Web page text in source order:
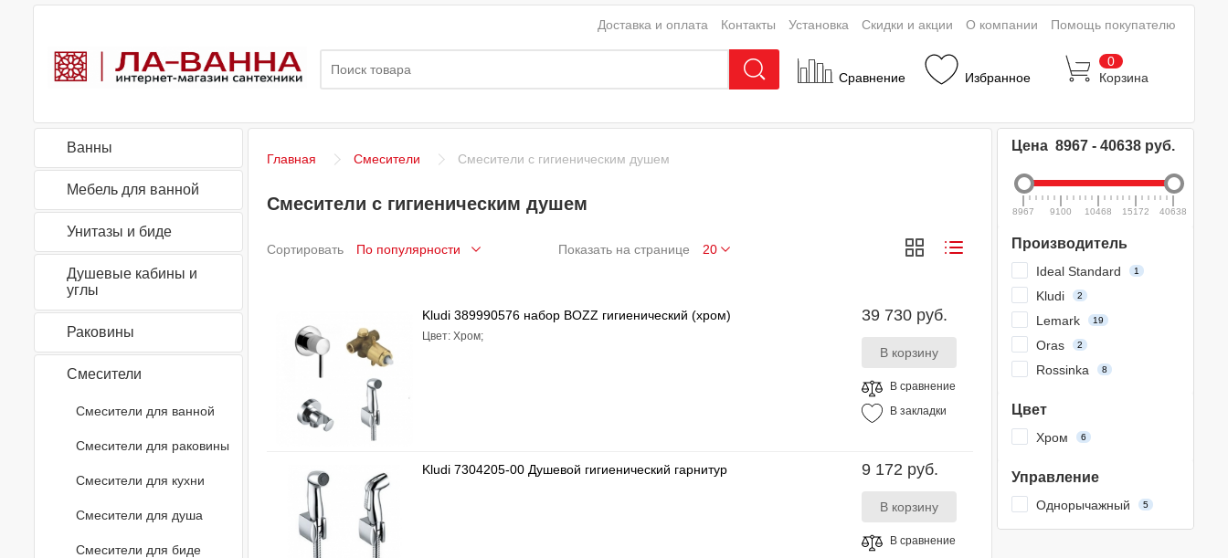
Сравнение Избранное
0
Корзина
Доставка и оплата Контакты Установка Скидки и акции О компании Помощь покупателю
Ванны
Мебель для ванной
Унитазы и биде
Душевые кабины и
углы
Раковины
Смесители
Смесители для ванной
Смесители для раковины
Смесители для кухни
Смесители для душа
Смесители для биде
Главная Смесители Смесители с гигиеническим душем
Смесители с гигиеническим душем
Сортировать Показать на странице
Kludi 389990576 набор BOZZ гигиенический (хром)
Цвет: Хром;
39 730 руб.
В сравнение
В закладки
Kludi 7304205-00 Душевой гигиенический гарнитур 9 172 руб.
В сравнение
Цена8967 -40638 руб.
8967 9100 10468 15172 40638
Производитель
Ideal Standard 1
Kludi 2
Lemark 19
Oras 2
Rossinka 8
Цвет
Хром 6
Управление
Однорычажный 5